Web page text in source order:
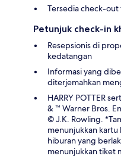
Tersedia check-
Petunjuk check-in
Resepsionis di
kedatangan
Informasi yang
diterjemahkan
HARRY POTTER
& ™ Warner Bros.
© J.K. Rowling.
menunjukkan
hiburan yang
menunjukkan tiket